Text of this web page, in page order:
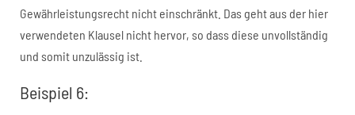
Gewährleistungsrecht nicht einschränkt. Das geht aus der hier
verwendeten Klausel nicht hervor, so dass diese unvollständig
und somit unzulässig ist.
Beispiel 6: